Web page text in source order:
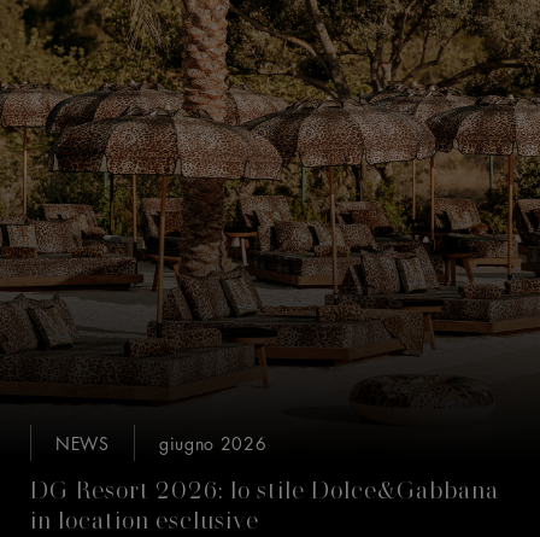
NEWS giugno 2026
DG Resort 2026: lo stile Dolce&Gabbana
in location esclusive